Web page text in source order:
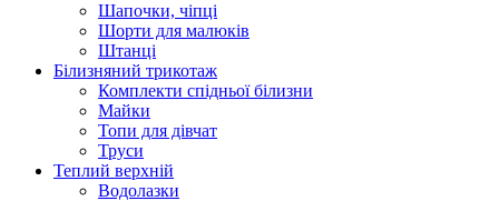
Шапочки, чіпці
Шорти для малюків
Штанці
Білизняний трикотаж
Комплекти спідньої білизни
Майки
Топи для дівчат
Труси
Теплий верхній
Водолазки